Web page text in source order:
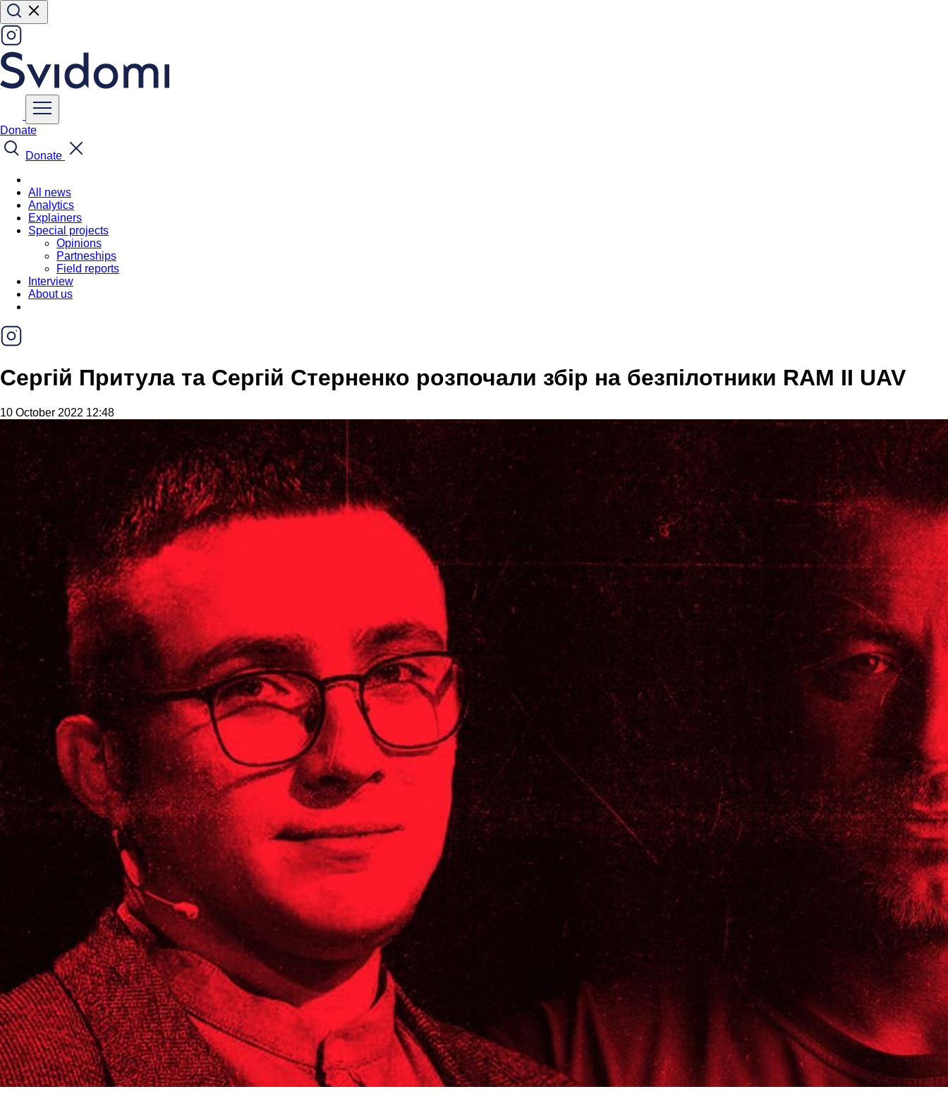
Donate
Donate
All news
Analytics
Explainers
Special projects
Opinions
Partneships
Field reports
Interview
About us
Сергій Притула та Сергій Стерненко розпочали збір на безпілотники RAM ІІ UAV
10 October 2022 12:48